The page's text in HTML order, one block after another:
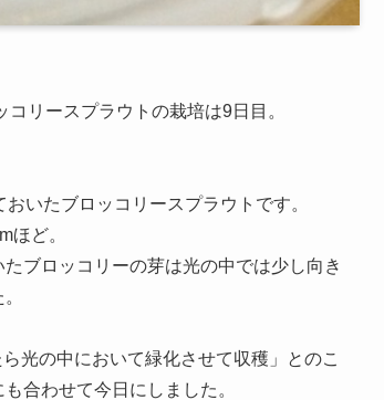
リースプラウトの栽培は9日目。
いたブロッコリースプラウトです。
ほど。
ブロッコリーの芽は光の中では少し向き
光の中において緑化させて収穫」とのこ
合わせて今日にしました。